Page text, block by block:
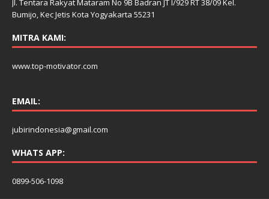
Jl. Tentara Rakyat Mataram No 9B Badran JT I/929 RT 38/09 Kel.
Bumijo, Kec Jetis Kota Yogyakarta 55231
MITRA KAMI:
www.top-motivator.com
EMAIL:
jubirindonesia@gmail.com
WHATS APP:
0899-506-1098